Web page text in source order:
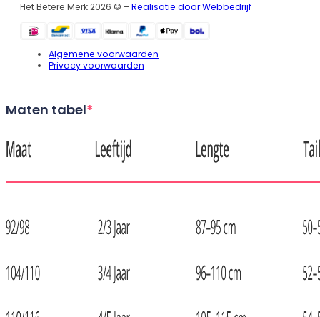
Het Betere Merk 2026 © –Realisatie door Webbedrijf
Algemene voorwaarden
Privacy voorwaarden
Maten tabel*